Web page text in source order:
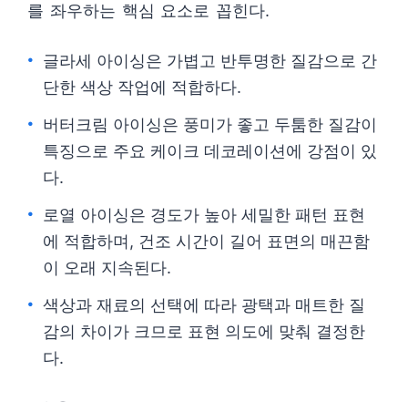
를 좌우하는 핵심 요소로 꼽힌다.
글라세 아이싱은 가볍고 반투명한 질감으로 간
단한 색상 작업에 적합하다.
버터크림 아이싱은 풍미가 좋고 두툼한 질감이
특징으로 주요 케이크 데코레이션에 강점이 있
다.
로열 아이싱은 경도가 높아 세밀한 패턴 표현
에 적합하며, 건조 시간이 길어 표면의 매끈함
이 오래 지속된다.
색상과 재료의 선택에 따라 광택과 매트한 질
감의 차이가 크므로 표현 의도에 맞춰 결정한
다.